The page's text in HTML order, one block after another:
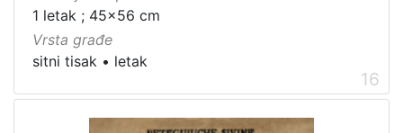
1 letak ; 45x56 cm
Vrsta građe
sitni tisak • letak
16